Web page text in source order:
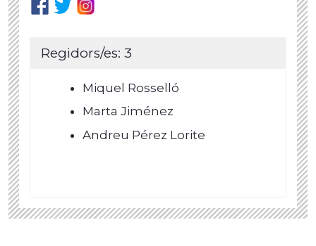
Regidors/es: 3
Miquel Rosselló
Marta Jiménez
Andreu Pérez Lorite